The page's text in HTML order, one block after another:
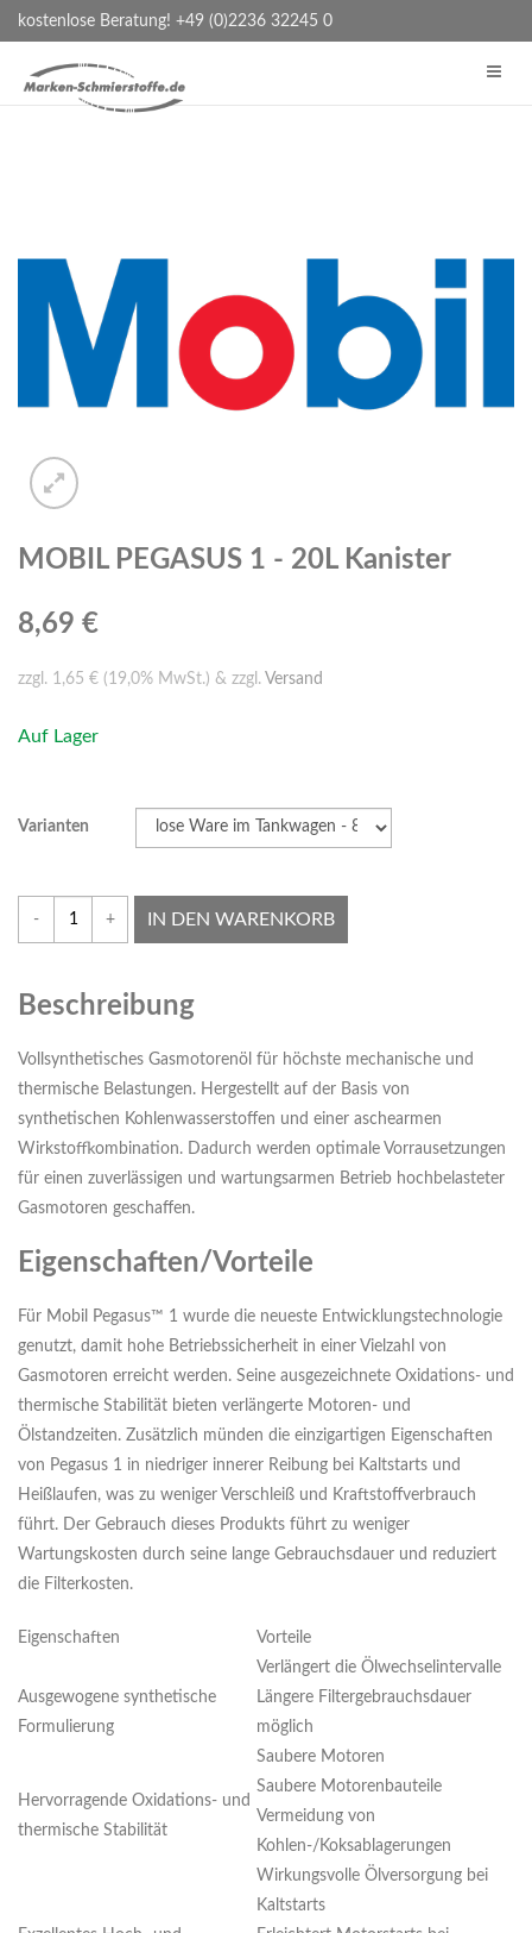
kostenlose Beratung! +49 (0)2236 32245 0
MOBIL PEGASUS 1 - 20L Kanister
8,69 €
zzgl. 1,65 € (19,0% MwSt.) & zzgl. Versand
Auf Lager
Varianten
- + IN DEN WARENKORB
Beschreibung
Vollsynthetisches Gasmotorenöl für höchste mechanische und
thermische Belastungen. Hergestellt auf der Basis von
synthetischen Kohlenwasserstoffen und einer aschearmen
Wirkstoffkombination. Dadurch werden optimale Vorrausetzungen
für einen zuverlässigen und wartungsarmen Betrieb hochbelasteter
Gasmotoren geschaffen.
Eigenschaften/Vorteile
Für Mobil Pegasus™ 1 wurde die neueste Entwicklungstechnologie
genutzt, damit hohe Betriebssicherheit in einer Vielzahl von
Gasmotoren erreicht werden. Seine ausgezeichnete Oxidations- und
thermische Stabilität bieten verlängerte Motoren- und
Ölstandzeiten. Zusätzlich münden die einzigartigen Eigenschaften
von Pegasus 1 in niedriger innerer Reibung bei Kaltstarts und
Heißlaufen, was zu weniger Verschleiß und Kraftstoffverbrauch
führt. Der Gebrauch dieses Produkts führt zu weniger
Wartungskosten durch seine lange Gebrauchsdauer und reduziert
die Filterkosten.
Eigenschaften Vorteile
Ausgewogene synthetische
Formulierung
Verlängert die Ölwechselintervalle
Längere Filtergebrauchsdauer
möglich
Saubere Motoren
Hervorragende Oxidations- und
thermische Stabilität
Saubere Motorenbauteile
Vermeidung von
Kohlen-/Koksablagerungen
Wirkungsvolle Ölversorgung bei
Kaltstarts